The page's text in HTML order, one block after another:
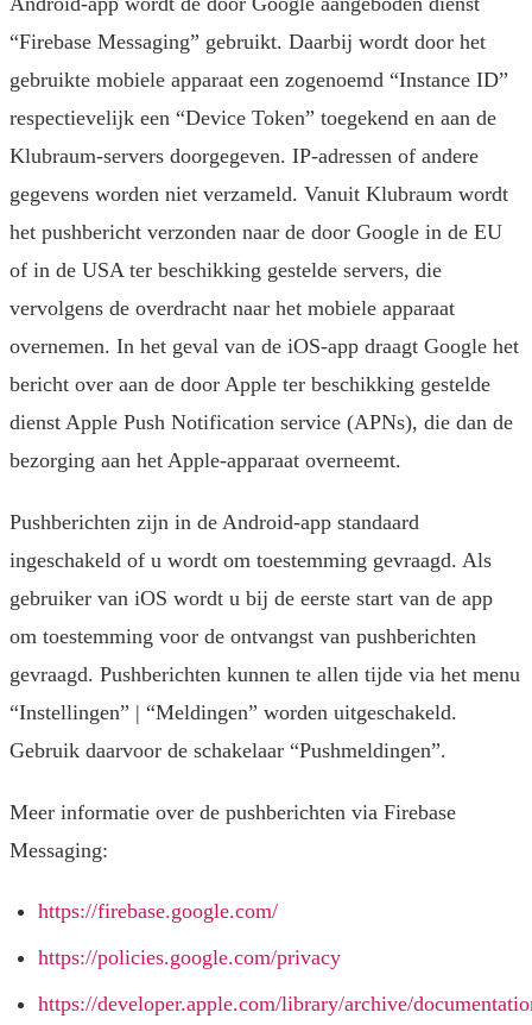
“Firebase Messaging” gebruikt. Daarbij wordt door het
gebruikte mobiele apparaat een zogenoemd “Instance ID”
respectievelijk een “Device Token” toegekend en aan de
Klubraum-servers doorgegeven. IP-adressen of andere
gegevens worden niet verzameld. Vanuit Klubraum wordt
het pushbericht verzonden naar de door Google in de EU
of in de USA ter beschikking gestelde servers, die
vervolgens de overdracht naar het mobiele apparaat
overnemen. In het geval van de iOS-app draagt Google het
bericht over aan de door Apple ter beschikking gestelde
dienst Apple Push Notification service (APNs), die dan de
bezorging aan het Apple-apparaat overneemt.
Pushberichten zijn in de Android-app standaard
ingeschakeld of u wordt om toestemming gevraagd. Als
gebruiker van iOS wordt u bij de eerste start van de app
om toestemming voor de ontvangst van pushberichten
gevraagd. Pushberichten kunnen te allen tijde via het menu
“Instellingen” | “Meldingen” worden uitgeschakeld.
Gebruik daarvoor de schakelaar “Pushmeldingen”.
Meer informatie over de pushberichten via Firebase
Messaging:
https://firebase.google.com/
https://policies.google.com/privacy
https://developer.apple.com/library/archive/